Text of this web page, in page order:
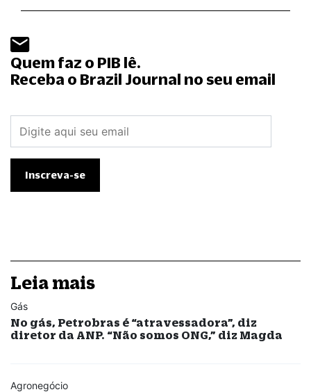
Quem faz o PIB lê.
Receba o Brazil Journal no seu email
Leia mais
Gás
No gás, Petrobras é “atravessadora”, diz
diretor da ANP. “Não somos ONG,” diz Magda
Agronegócio